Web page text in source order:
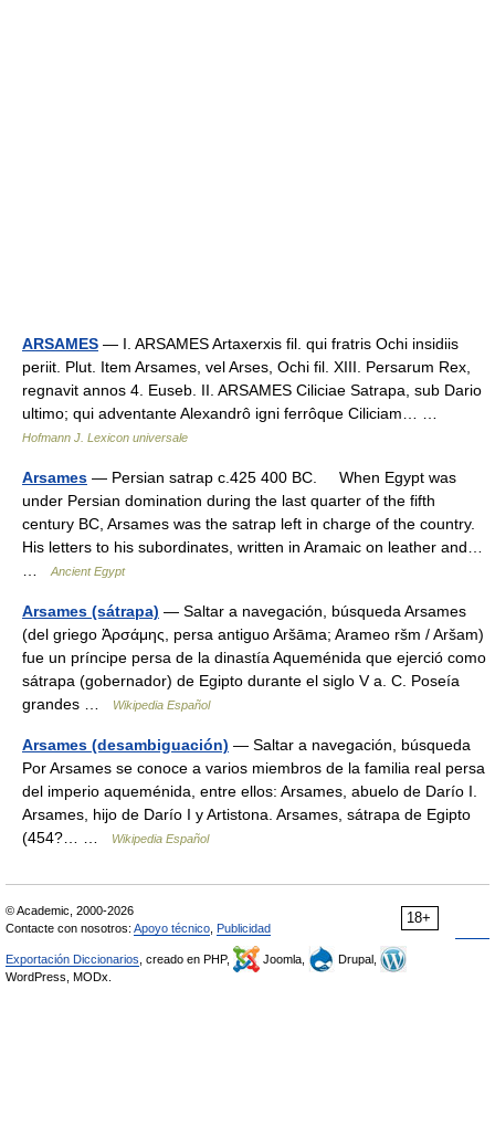
ARSAMES — I. ARSAMES Artaxerxis fil. qui fratris Ochi insidiis
periit. Plut. Item Arsames, vel Arses, Ochi fil. XIII. Persarum Rex,
regnavit annos 4. Euseb. II. ARSAMES Ciliciae Satrapa, sub Dario
ultimo; qui adventante Alexandrô igni ferrôque Ciliciam… …
Hofmann J. Lexicon universale
Arsames — Persian satrap c.425 400 BC. When Egypt was
under Persian domination during the last quarter of the fifth
century BC, Arsames was the satrap left in charge of the country.
His letters to his subordinates, written in Aramaic on leather and…
Ancient Egypt
Arsames (sátrapa) — Saltar a navegación, búsqueda Arsames
(del griego Ἀρσάμης, persa antiguo Aršāma; Arameo ršm / Aršam)
fue un príncipe persa de la dinastía Aqueménida que ejerció como
sátrapa (gobernador) de Egipto durante el siglo V a. C. Poseía
grandes …
Wikipedia Español
Arsames (desambiguación) — Saltar a navegación, búsqueda
Por Arsames se conoce a varios miembros de la familia real persa
del imperio aqueménida, entre ellos: Arsames, abuelo de Darío I.
Arsames, hijo de Darío I y Artistona. Arsames, sátrapa de Egipto
(454?… …
Wikipedia Español
18+
© Academic, 2000-2026
Contacte con nosotros: Apoyo técnico Publicidad
Exportación Diccionarios , creado en PHP, Joomla,
Drupal,
WordPress, MODx.